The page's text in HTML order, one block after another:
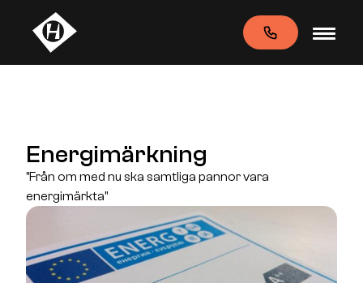
Energimärkning
"Från om med nu ska samtliga pannor vara
energimärkta"